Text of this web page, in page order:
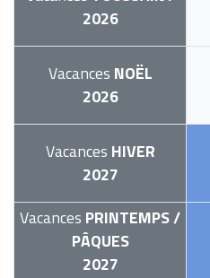
2026
Vacances NOËL
2026
Vacances HIVER
2027
Vacances PRINTEMPS /
PÂQUES
2027